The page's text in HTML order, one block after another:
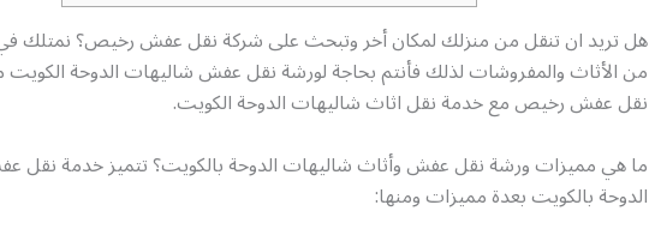
هل تريد ان تنقل من منزلك لمكان أخر وتبحث على شركة نقل عفش رخيص؟ نمتلك في
من الأثاث والمفروشات لذلك فأنتم بحاجة لورشة نقل عفش شاليهات الدوحة
نقل عفش رخيص مع خدمة نقل اثاث شاليهات الدوحة الكويت.
ما هي مميزات ورشة نقل عفش وأثاث شاليهات الدوحة بالكويت؟ تتميز خدمة نقل
الدوحة بالكويت بعدة مميزات ومنها: